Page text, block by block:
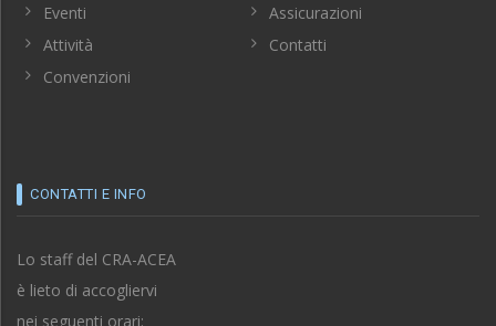
Eventi
Attività
Convenzioni
Assicurazioni
Contatti
CONTATTI E INFO
Lo staff del CRA-ACEA
è lieto di accogliervi
nei seguenti orari: